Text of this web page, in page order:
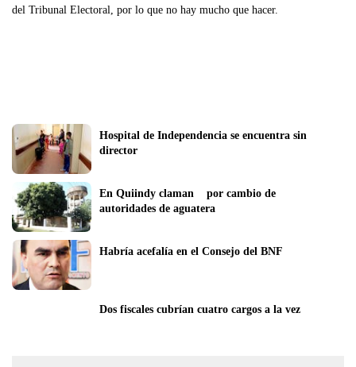
del Tribunal Electoral, por lo que no hay mucho que hacer.
Hospital de Independencia se encuentra sin
director
En Quiindy claman    por cambio de
autoridades de aguatera
Habría acefalía en el Consejo del BNF
Dos fiscales cubrían cuatro cargos a la vez